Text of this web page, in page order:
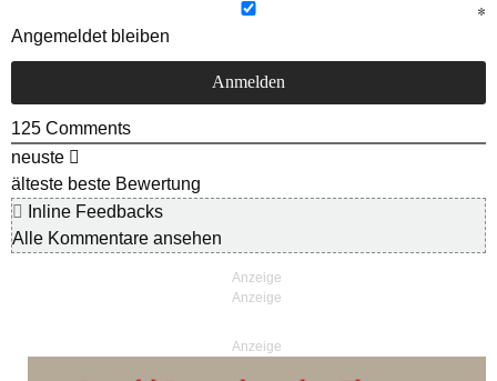
Angemeldet bleiben
125 Comments
neuste
älteste beste Bewertung
Inline Feedbacks
Alle Kommentare ansehen
Anzeige